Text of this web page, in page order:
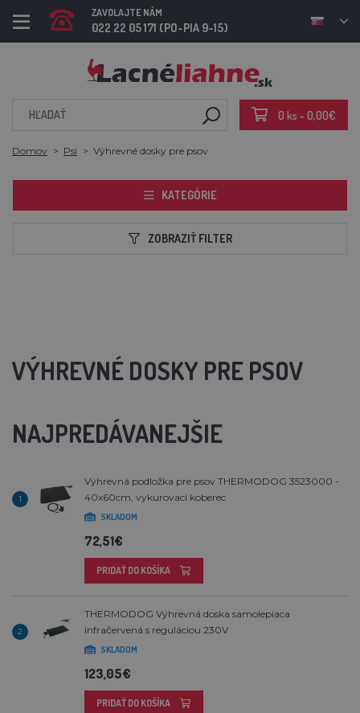
ZAVOLAJTE NÁM
022 22 05 171 (PO-PIA 9-15)
0 ks - 0,00€
Domov Psi Výhrevné dosky pre psov
KATEGÓRIE
ZOBRAZIŤ FILTER
VÝHREVNÉ DOSKY PRE PSOV
NAJPREDÁVANEJŠIE
1
Výhrevná podložka pre psov THERMODOG 3523000 -
40x60cm, vykurovací koberec
SKLADOM
72,51€
PRIDAŤ DO KOŠÍKA
2
THERMODOG Výhrevná doska samolepiaca
infračervená s reguláciou 230V
SKLADOM
123,05€
PRIDAŤ DO KOŠÍKA